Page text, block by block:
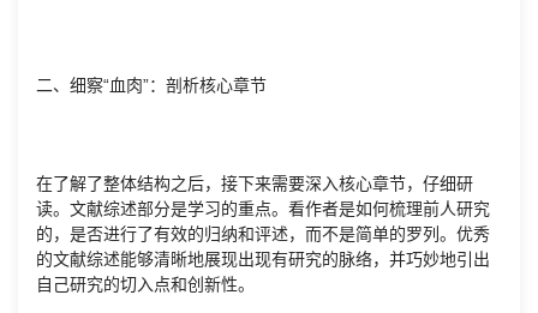
二、细察“血肉”：剖析核心章节
在了解了整体结构之后，接下来需要深入核心章节，仔细研
读。文献综述部分是学习的重点。看作者是如何梳理前人研究
的，是否进行了有效的归纳和评述，而不是简单的罗列。优秀
的文献综述能够清晰地展现出现有研究的脉络，并巧妙地引出
自己研究的切入点和创新性。